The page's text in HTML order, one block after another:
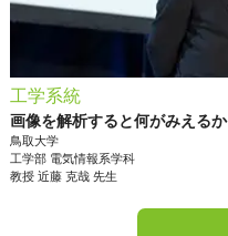
工学系統
画像を解析すると何がみえるか
鳥取大学
工学部 電気情報系学科
教授 近藤 克哉先生